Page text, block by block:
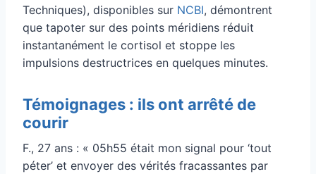
Techniques), disponibles sur NCBI, démontrent
que tapoter sur des points méridiens réduit
instantanément le cortisol et stoppe les
impulsions destructrices en quelques minutes.
Témoignages : ils ont arrêté de
courir
F., 27 ans : « 05h55 était mon signal pour ‘tout
péter’ et envoyer des vérités fracassantes par